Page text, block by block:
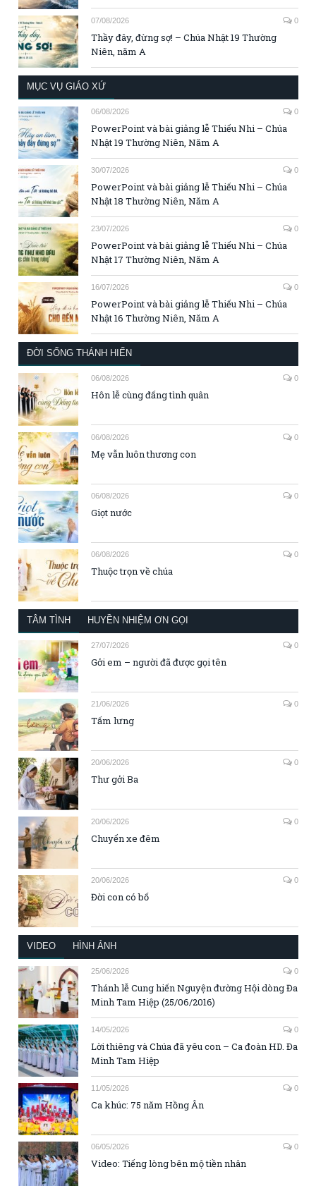
07/08/2026 0
Thầy đây, đừng sợ! – Chúa Nhật 19 Thường
Niên, năm A
MỤC VỤ GIÁO XỨ
06/08/2026 0
PowerPoint và bài giảng lễ Thiếu Nhi – Chúa
Nhật 19 Thường Niên, Năm A
30/07/2026 0
PowerPoint và bài giảng lễ Thiếu Nhi – Chúa
Nhật 18 Thường Niên, Năm A
23/07/2026 0
PowerPoint và bài giảng lễ Thiếu Nhi – Chúa
Nhật 17 Thường Niên, Năm A
16/07/2026 0
PowerPoint và bài giảng lễ Thiếu Nhi – Chúa
Nhật 16 Thường Niên, Năm A
ĐỜI SỐNG THÁNH HIẾN
06/08/2026 0
Hôn lễ cùng đấng tình quân
06/08/2026 0
Mẹ vẫn luôn thương con
06/08/2026 0
Giọt nước
06/08/2026 0
Thuộc trọn về chúa
TÂM TÌNH HUYỀN NHIỆM ƠN GỌI
27/07/2026 0
Gởi em – người đã được gọi tên
21/06/2026 0
Tấm lưng
20/06/2026 0
Thư gởi Ba
20/06/2026 0
Chuyến xe đêm
20/06/2026 0
Đời con có bố
VIDEO HÌNH ẢNH
25/06/2026 0
Thánh lễ Cung hiến Nguyện đường Hội dòng Đa
Minh Tam Hiệp (25/06/2016)
14/05/2026 0
Lời thiêng và Chúa đã yêu con – Ca đoàn HD. Đa
Minh Tam Hiệp
11/05/2026 0
Ca khúc: 75 năm Hồng Ân
06/05/2026 0
Video: Tiếng lòng bên mộ tiền nhân